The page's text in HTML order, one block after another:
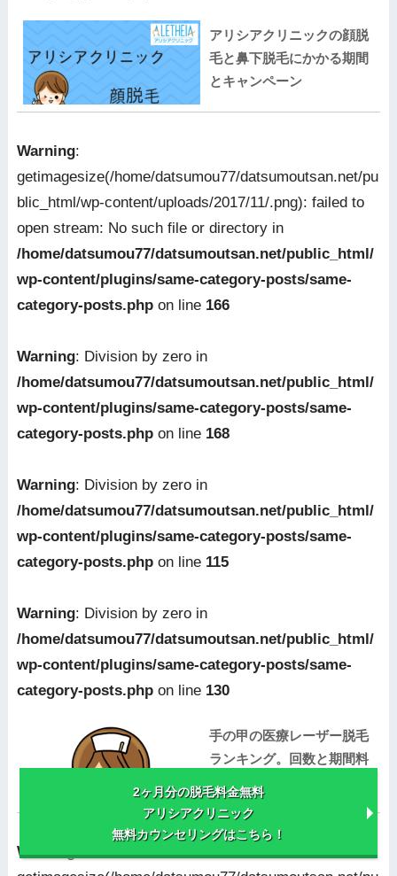
アリシアクリニックの顔脱
毛と鼻下脱毛にかかる期間
とキャンペーン
Warning:
getimagesize(/home/datsumou77/datsumoutsan.net/pu
blic_html/wp-content/uploads/2017/11/.png): failed to
open stream: No such file or directory in
/home/datsumou77/datsumoutsan.net/public_html/
wp-content/plugins/same-category-posts/same-
category-posts.phpon line 166
Warning: Division by zero in
/home/datsumou77/datsumoutsan.net/public_html/
wp-content/plugins/same-category-posts/same-
category-posts.phpon line 168
Warning: Division by zero in
/home/datsumou77/datsumoutsan.net/public_html/
wp-content/plugins/same-category-posts/same-
category-posts.phpon line 115
Warning: Division by zero in
/home/datsumou77/datsumoutsan.net/public_html/
wp-content/plugins/same-category-posts/same-
category-posts.phpon line 130
手の甲の医療レーザー脱毛
ランキング。回数と期間料
金から選出
Warning:
2ヶ月分の脱毛料金無料
アリシアクリニック
無料カウンセリングはこちら！